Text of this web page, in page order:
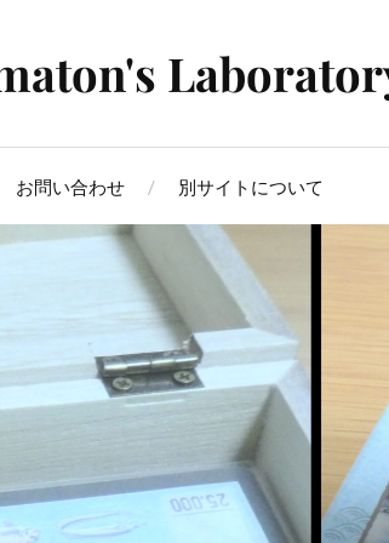
お問い合わせ 別サイトについて